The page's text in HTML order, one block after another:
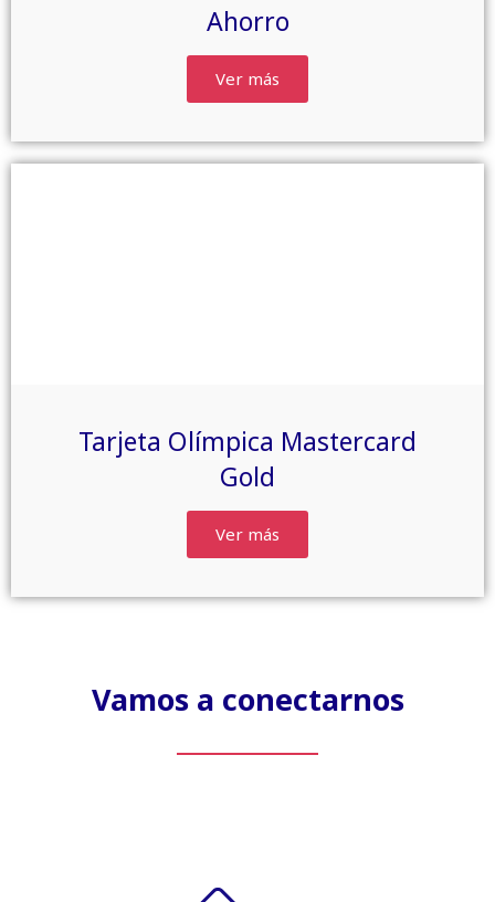
Ahorro
Ver más
Tarjeta Olímpica Mastercard
Gold
Ver más
Vamos a conectarnos